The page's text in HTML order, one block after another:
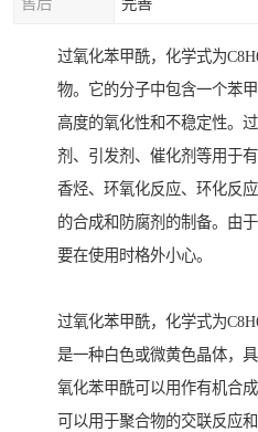
过氧化苯甲酰，化学式为
物。它的分子中包含一个苯
高度的氧化性和不稳定性。
剂、引发剂、催化剂等用于
香烃、环氧化反应、环化反
的合成和防腐剂的制备。由
要在使用时格外小心。
过氧化苯甲酰，化学式为
是一种白色或微黄色晶体，
氧化苯甲酰可以用作有机合
可以用于聚合物的交联反应